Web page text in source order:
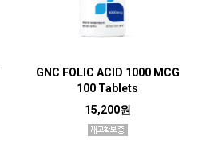
GNC FOLIC ACID 1000 MCG
100 Tablets
15,200원